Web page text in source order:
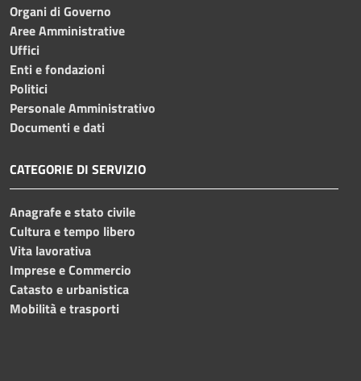
Organi di Governo
Aree Amministrative
Uffici
Enti e fondazioni
Politici
Personale Amministrativo
Documenti e dati
CATEGORIE DI SERVIZIO
Anagrafe e stato civile
Cultura e tempo libero
Vita lavorativa
Imprese e Commercio
Catasto e urbanistica
Mobilità e trasporti